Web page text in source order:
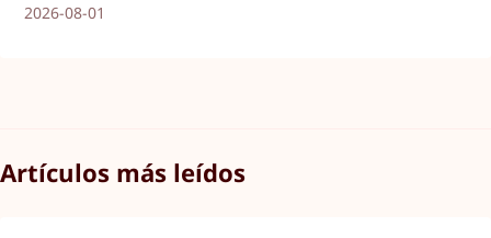
2026-08-01
Artículos más leídos